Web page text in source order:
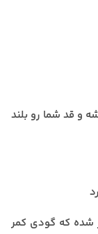
و قد شما رو بلند
شده که گودی کمر